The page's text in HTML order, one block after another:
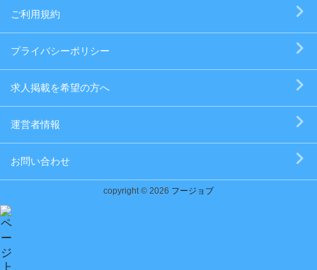
ご利用規約
プライバシーポリシー
求人掲載を希望の方へ
運営者情報
お問い合わせ
copyright © 2026 フージョブ